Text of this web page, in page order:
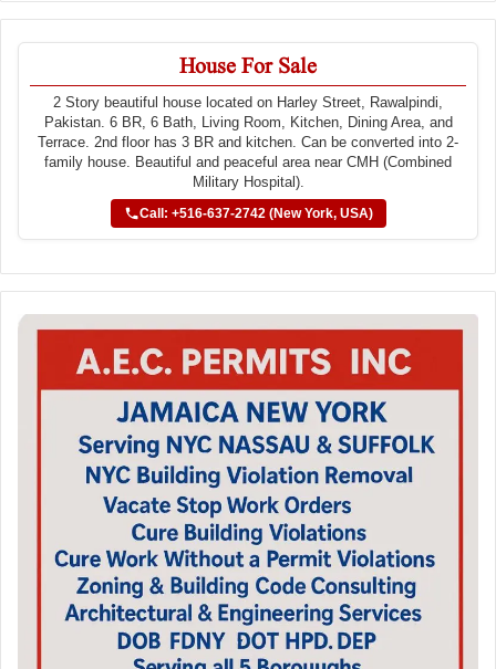
House For Sale
2 Story beautiful house located on Harley Street, Rawalpindi,
Pakistan. 6 BR, 6 Bath, Living Room, Kitchen, Dining Area, and
Terrace. 2nd floor has 3 BR and kitchen. Can be converted into 2-
family house. Beautiful and peaceful area near CMH (Combined
Military Hospital).
Call: +516-637-2742 (New York, USA)